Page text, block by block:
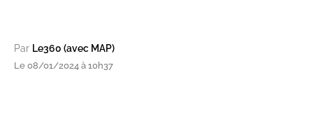
Par Le360 (avec MAP)
Le 08/01/2024 à 10h37